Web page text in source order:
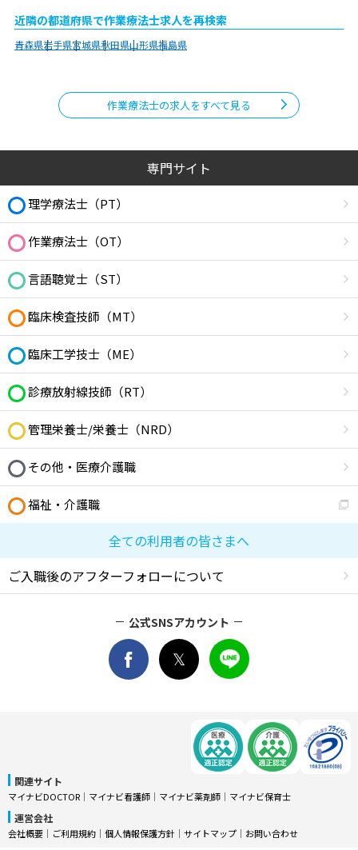
近隣の都道府県で作業療法士求人を再検索
青森県岩手県宮城県秋田県山形県福島県
作業療法士の求人をすべて見る
専門サイト
理学療法士（PT）
作業療法士（OT）
言語聴覚士（ST）
臨床検査技師（MT）
臨床工学技士（ME）
診療放射線技師（RT）
管理栄養士/栄養士（NRD）
その他・医療介護職
福祉・介護職
全ての利用者の皆さまへ
ご入職後のアフターフォローについて
公式SNSアカウント
関連サイト
マイナビDOCTOR │ マイナビ看護師 │ マイナビ薬剤師 │ マイナビ保育士
運営会社
会社概要 │ ご利用規約 │ 個人情報保護方針 │ サイトマップ │ お問い合わせ